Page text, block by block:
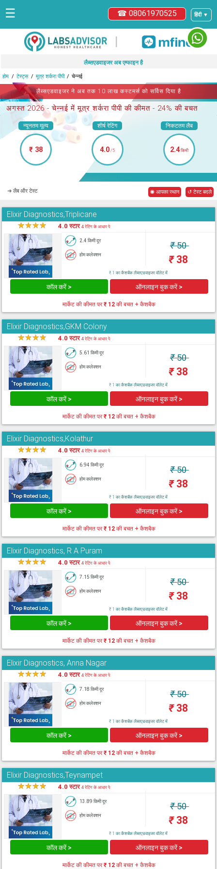
हिंदी ▼
☎ 08061970525
☰
|
लैब्सएडवाइजर अब एम्फाइन है
होम टेस्ट्स मूत्र शर्करा पीपी चेन्नई
लैब्सएडवाइजर ने अब तक 10 लाख कस्टमर्स को सर्विस दिया है
अगस्त 2026 -चेन्नई में मूत्र शर्करा पीपी की कीमत - 24% की बचत
न्यूनतम मूल्य
₹ 38
शीर्ष रेटिंग
4.0/5
निकटतम लैब
2.4किमी
➜ लैब और टेस्ट ◉ आपका स्थान ↺ टेस्ट बदले
Elixir Diagnostics,Triplicane
★★★★ 4.0 स्टार4 रेटिंग के आधार पे
2.4 किमी दूर
होम कलेक्शन
₹50
₹38
₹ 1 का कैशबैक लैब्सएडवाइजर वॉलेट में
कॉल करें > ऑनलाइन बुक करें >
मार्केट की कीमत पर₹ 12 की बचत + कैशबैक
Elixir Diagnostics,GKM Colony
★★★★ 4.0 स्टार4 रेटिंग के आधार पे
5.61 किमी दूर
होम कलेक्शन
₹50
₹38
₹ 1 का कैशबैक लैब्सएडवाइजर वॉलेट में
कॉल करें > ऑनलाइन बुक करें >
मार्केट की कीमत पर₹ 12 की बचत + कैशबैक
Elixir Diagnostics,Kolathur
★★★★ 4.0 स्टार4 रेटिंग के आधार पे
6.94 किमी दूर
होम कलेक्शन
₹50
₹38
₹ 1 का कैशबैक लैब्सएडवाइजर वॉलेट में
कॉल करें > ऑनलाइन बुक करें >
मार्केट की कीमत पर₹ 12 की बचत + कैशबैक
Elixir Diagnostics, R A Puram
★★★★ 4.0 स्टार4 रेटिंग के आधार पे
7.15 किमी दूर
होम कलेक्शन
₹50
₹38
₹ 1 का कैशबैक लैब्सएडवाइजर वॉलेट में
कॉल करें > ऑनलाइन बुक करें >
मार्केट की कीमत पर₹ 12 की बचत + कैशबैक
Elixir Diagnostics, Anna Nagar
★★★★ 4.0 स्टार4 रेटिंग के आधार पे
7.18 किमी दूर
होम कलेक्शन
₹50
₹38
₹ 1 का कैशबैक लैब्सएडवाइजर वॉलेट में
कॉल करें > ऑनलाइन बुक करें >
मार्केट की कीमत पर₹ 12 की बचत + कैशबैक
Elixir Diagnostics,Teynampet
★★★★ 4.0 स्टार4 रेटिंग के आधार पे
13.89 किमी दूर
होम कलेक्शन
₹50
₹38
₹ 1 का कैशबैक लैब्सएडवाइजर वॉलेट में
कॉल करें > ऑनलाइन बुक करें >
मार्केट की कीमत पर₹ 12 की बचत + कैशबैक